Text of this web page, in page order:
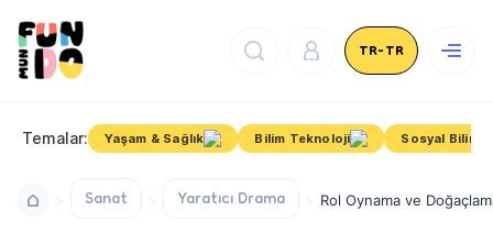
TR-TR
Temalar: Yaşam & Sağlık Bilim Teknoloji Sosyal
Sanat Yaratıcı Drama Rol Oynama ve